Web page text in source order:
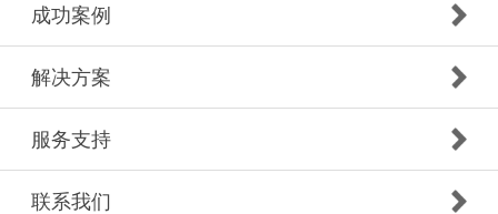
成功案例
解决方案
服务支持
联系我们